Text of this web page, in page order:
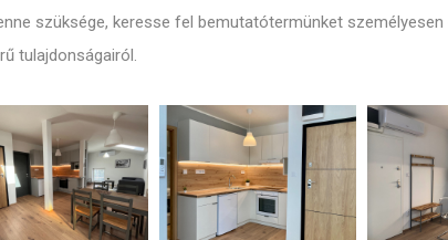
szüksége, keresse fel bemutatótermünket
tulajdonságairól.